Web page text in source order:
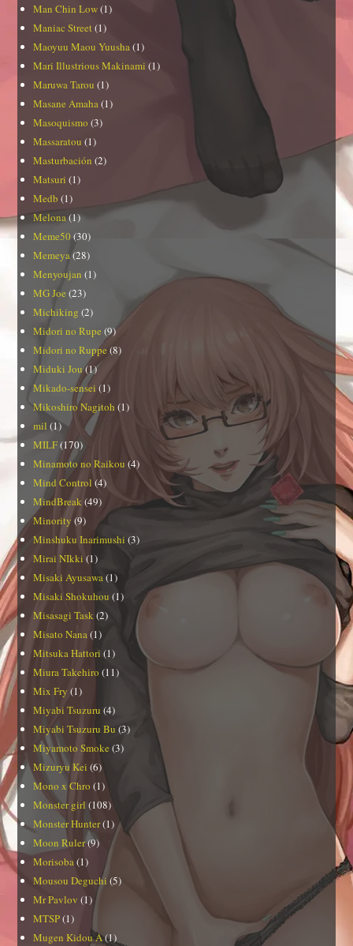
Man Chin Low(1)
Maniac Street (1)
Maoyuu Maou Yuusha (1)
Mari Illustrious Makinami (1)
Maruwa Tarou (1)
Masane Amaha (1)
Masoquismo (3)
Massaratou (1)
Masturbación (2)
Matsuri (1)
Medb (1)
Melona (1)
Meme50(30)
Memeya (28)
Menyoujan (1)
MG Joe (23)
Michiking (2)
Midori no Rupe (9)
Midori no Ruppe (8)
Miduki Jou(1)
Mikado-sensei (1)
Mikoshiro Nagitoh (1)
mil (1)
MILF(170)
Minamoto no Raikou (4)
Mind Control (4)
MindBreak (49)
Minority(9)
Minshuku Inarimushi (3)
Mirai NIkki (1)
Misaki Ayusawa (1)
Misaki Shokuhou (1)
Misasagi Task (2)
Misato Nana (1)
Mitsuka Hattori (1)
Miura Takehiro (11)
Mix Fry (1)
Miyabi Tsuzuru (4)
Miyabi Tsuzuru Bu (3)
Miyamoto Smoke (3)
Mizuryu Kei (6)
Mono x Chro (1)
Monster girl (108)
Monster Hunter(1)
Moon Ruler(9)
Morisoba (1)
Mousou Deguchi (5)
Mr Pavlov (1)
MTSP(1)
Mugen Kidou A(1)